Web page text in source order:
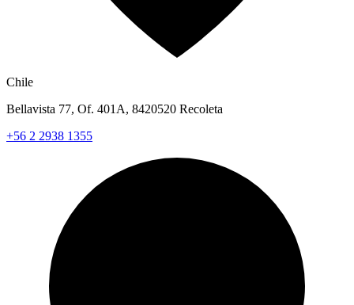
Chile
Bellavista 77, Of. 401A, 8420520 Recoleta
+56 2 2938 1355